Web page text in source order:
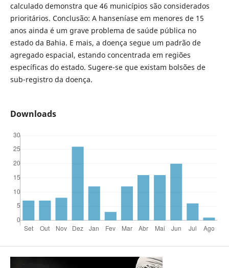
calculado demonstra que 46 municípios são considerados
prioritários. Conclusão: A hanseníase em menores de 15
anos ainda é um grave problema de saúde pública no
estado da Bahia. E mais, a doença segue um padrão de
agregado espacial, estando concentrada em regiões
específicas do estado. Sugere-se que existam bolsões de
sub-registro da doença.
Downloads